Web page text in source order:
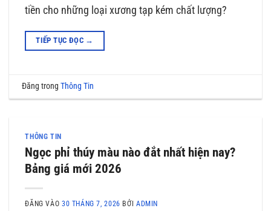
tiền cho những loại xương tạp kém chất lượng?
TIẾP TỤC ĐỌC →
Đăng trongThông Tin
THÔNG TIN
Ngọc phỉ thúy màu nào đắt nhất hiện nay?
Bảng giá mới 2026
ĐĂNG VÀO 30 THÁNG 7, 2026 BỞI ADMIN